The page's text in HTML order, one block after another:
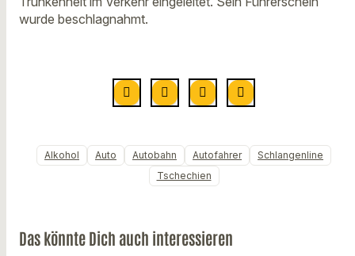
wurde beschlagnahmt.
Alkohol Auto Autobahn Autofahrer
Schlangenline
Tschechien
Das könnte Dich auch interessieren